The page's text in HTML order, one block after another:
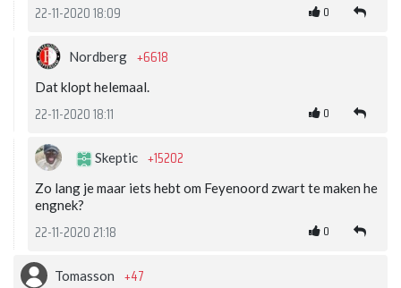
22-11-2020 18:09 0
Nordberg +6618
Dat klopt helemaal.
22-11-2020 18:11 0
Skeptic +15202
Zo lang je maar iets hebt om Feyenoord zwart te maken he
engnek?
22-11-2020 21:18 0
Tomasson +47